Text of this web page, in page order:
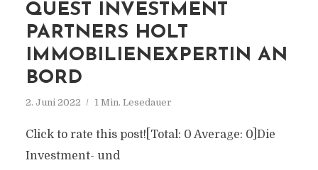
QUEST INVESTMENT
PARTNERS HOLT
IMMOBILIENEXPERTIN AN
BORD
2. Juni 2022 1 Min. Lesedauer
Click to rate this post![Total: 0 Average: 0]Die
Investment- und